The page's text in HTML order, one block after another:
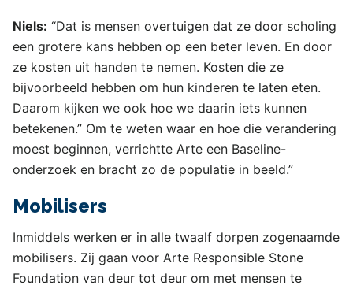
Niels: “Dat is mensen overtuigen dat ze door scholing
een grotere kans hebben op een beter leven. En door
ze kosten uit handen te nemen. Kosten die ze
bijvoorbeeld hebben om hun kinderen te laten eten.
Daarom kijken we ook hoe we daarin iets kunnen
betekenen.” Om te weten waar en hoe die verandering
moest beginnen, verrichtte Arte een Baseline-
onderzoek en bracht zo de populatie in beeld.”
Mobilisers
Inmiddels werken er in alle twaalf dorpen zogenaamde
mobilisers. Zij gaan voor Arte Responsible Stone
Foundation van deur tot deur om met mensen te